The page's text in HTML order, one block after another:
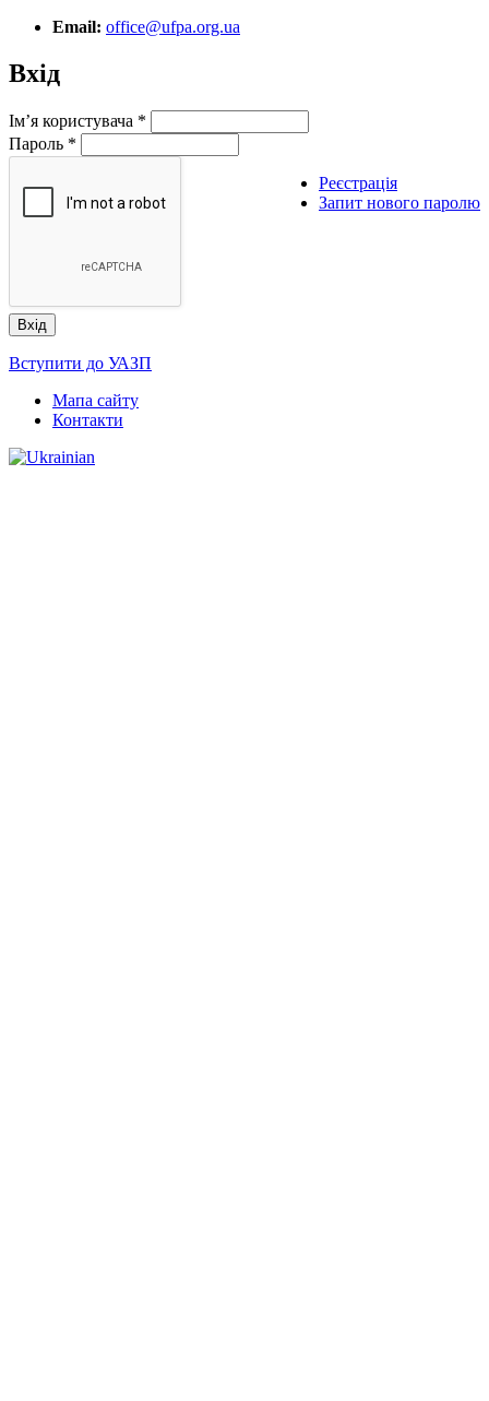
Email: office@ufpa.org.ua
Вхід
Ім’я користувача *
Пароль *
Реєстрація
Запит нового паролю
Вступити до УАЗП
Мапа сайту
Контакти